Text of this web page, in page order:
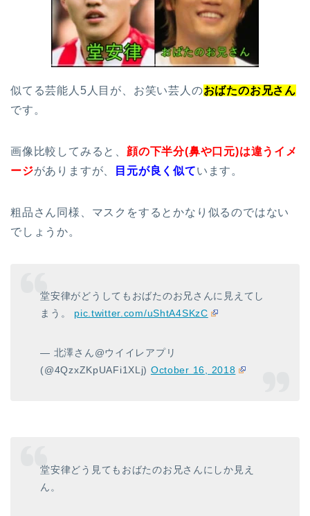
似てる芸能人5人目が、お笑い芸人のおばたのお兄さん
です。
画像比較してみると、 顔の下半分(鼻や口元)は違うイメ
ージがありますが、 目元が良く似ています。
粗品さん同様、マスクをするとかなり似るのではない
でしょうか。
堂安律がどうしてもおばたのお兄さんに見えてし
まう。 pic.twitter.com/uShtA4SKzC
— 北澤さん@ウイイレアプリ
(@4QzxZKpUAFi1XLj) October 16, 2018
堂安律どう見てもおばたのお兄さんにしか見え
ん。